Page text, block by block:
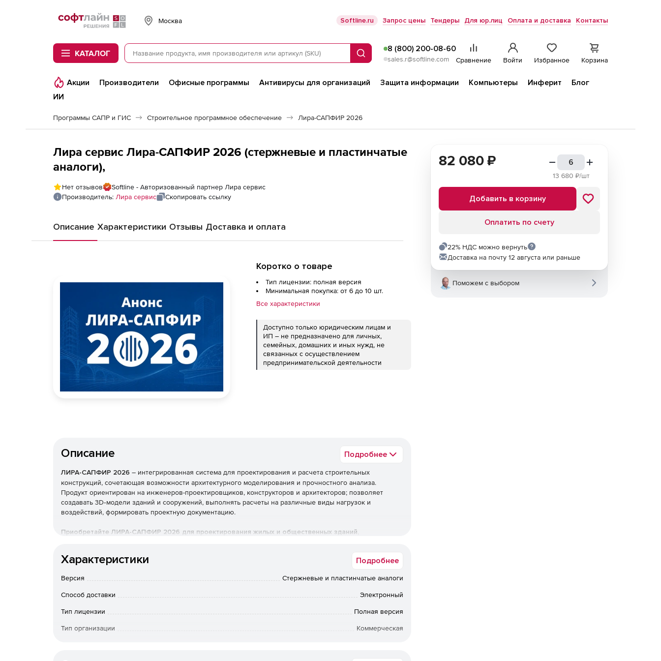
Softline
Москва Softline.ru Запрос цены Тендеры Для юр.лиц Оплата и доставка Контакты
КАТАЛОГ Поиск
8 (800) 200-08-60
sales.r@softline.com Сравнение Войти Избранное Корзина
Акции Производители Офисные программы Антивирусы для организаций Защита информации Компьютеры Инферит
Блог
ИИ
Программы САПР и ГИС Строительное программное обеспечение Лира-САПФИР 2026
Лира сервис Лира-САПФИР 2026 (стержневые и пластинчатые
аналоги),
Нет отзывов
Softline - Авторизованный партнер Лира сервис
Производитель: Лира сервис Скопировать ссылку
Описание Характеристики Отзывы Доставка и оплата
Коротко о товаре
Тип лицензии: полная версия
Минимальная покупка: от 6 до 10 шт.
Все характеристики
Доступно только юридическим лицам и
ИП – не предназначено для личных,
семейных, домашних и иных нужд, не
связанных с осуществлением
предпринимательской деятельности
Описание Подробнее
ЛИРА-САПФИР 2026 – интегрированная система для проектирования и расчета строительных
конструкций, сочетающая возможности архитектурного моделирования и прочностного анализа.
Продукт ориентирован на инженеров-проектировщиков, конструкторов и архитекторов; позволяет
создавать 3D‑модели зданий и сооружений, выполнять расчеты на различные виды нагрузок и
воздействий, формировать проектную документацию.
Приобретайте ЛИРА-САПФИР 2026 для проектирования жилых и общественных зданий,
Функции «ЛИРА-САПФИР 2026»
Архитектурное моделирование и BIM
Реализован функционал для создания и редактирования 3D‑моделей зданий с учетом архитектурных и
Характеристики Подробнее
Версия Стержневые и пластинчатые аналоги
Способ доставки Электронный
Тип лицензии Полная версия
Тип организации Коммерческая
82 080 ₽
13 680 ₽/шт
Добавить в корзину
Оплатить по счету
22% НДС можно вернуть
Доставка на почту 12 августа или раньше
Поможем с выбором